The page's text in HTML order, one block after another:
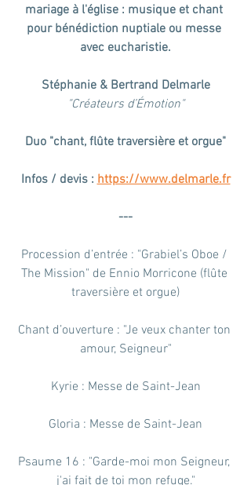
mariage à l'église : musique et chant
pour bénédiction nuptiale ou messe
avec eucharistie.
Stéphanie & Bertrand Delmarle
"Créateurs d’Émotion"
Duo "chant, flûte traversière et orgue"
Infos / devis : https://www.delmarle.fr
---
Procession d’entrée : "Grabiel’s Oboe /
The Mission" de Ennio Morricone (flûte
traversière et orgue)
Chant d’ouverture : "Je veux chanter ton
amour, Seigneur"
Kyrie : Messe de Saint-Jean
Gloria : Messe de Saint-Jean
Psaume 16 : "Garde-moi mon Seigneur,
j'ai fait de toi mon refuge."